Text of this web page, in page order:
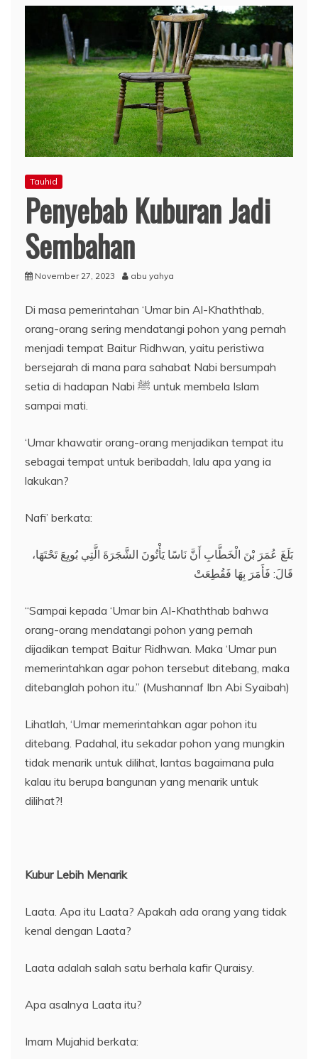
Tauhid
Penyebab Kuburan Jadi
Sembahan
November 27, 2023 abu yahya
Di masa pemerintahan ‘Umar bin Al-Khaththab,
orang-orang sering mendatangi pohon yang pernah
menjadi tempat Baitur Ridhwan, yaitu peristiwa
bersejarah di mana para sahabat Nabi bersumpah
setia di hadapan Nabi ﷺ untuk membela Islam
sampai mati.
‘Umar khawatir orang-orang menjadikan tempat itu
sebagai tempat untuk beribadah, lalu apa yang ia
lakukan?
Nafi’ berkata:
بَلَغَ عُمَرَ بْنَ الْخَطَّابِ أَنَّ نَاسًا يَأْتُونَ الشَّجَرَةَ الَّتِي بُويِعَ تَحْتَهَا،
قَالَ: فَأَمَرَ بِهَا فَقُطِعَتْ
“Sampai kepada ‘Umar bin Al-Khaththab bahwa
orang-orang mendatangi pohon yang pernah
dijadikan tempat Baitur Ridhwan. Maka ‘Umar pun
memerintahkan agar pohon tersebut ditebang, maka
ditebanglah pohon itu.” (Mushannaf Ibn Abi Syaibah)
Lihatlah, ‘Umar memerintahkan agar pohon itu
ditebang. Padahal, itu sekadar pohon yang mungkin
tidak menarik untuk dilihat, lantas bagaimana pula
kalau itu berupa bangunan yang menarik untuk
dilihat?!
Kubur Lebih Menarik
Laata. Apa itu Laata? Apakah ada orang yang tidak
kenal dengan Laata?
Laata adalah salah satu berhala kafir Quraisy.
Apa asalnya Laata itu?
Imam Mujahid berkata: